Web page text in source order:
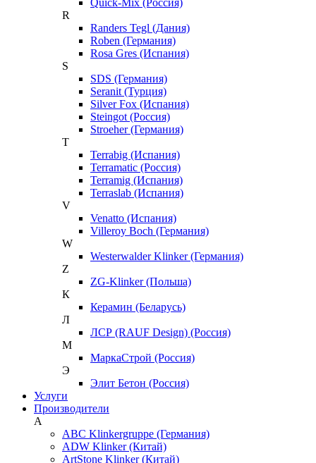
Quick-Mix (Россия)
R
Randers Tegl (Дания)
Roben (Германия)
Rosa Gres (Испания)
S
SDS (Германия)
Seranit (Турция)
Silver Fox (Испания)
Steingot (Россия)
Stroeher (Германия)
T
Terrabig (Испания)
Terramatic (Россия)
Terramig (Испания)
Terraslab (Испания)
V
Venatto (Испания)
Villeroy Boch (Германия)
W
Westerwalder Klinker (Германия)
Z
ZG-Klinker (Польша)
К
Керамин (Беларусь)
Л
ЛСР (RAUF Design) (Россия)
М
МаркаСтрой (Россия)
Э
Элит Бетон (Россия)
Услуги
Производители
A
ABC Klinkergruppe (Германия)
ADW Klinker (Китай)
ArtStone Klinker (Китай)